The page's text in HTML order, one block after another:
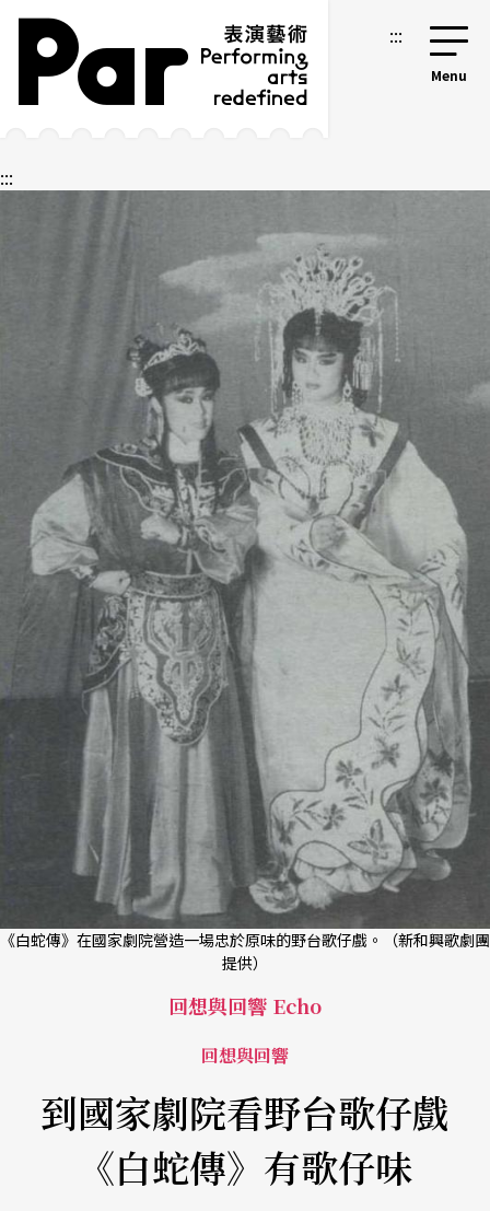
跳到主要內容區塊
網站導覽 :::
:::
《白蛇傳》在國家劇院營造一場忠於原味的野台歌仔戲。（新和興歌劇團
提供）
回想與回響 Echo
回想與回響
到國家劇院看野台歌仔戲
《白蛇傳》有歌仔味